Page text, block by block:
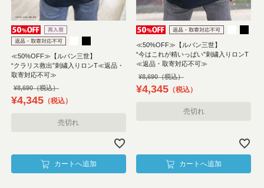
≪50%OFF≫【ルパン三世】
“クラリス救出”刺繍入りロンT≪返品・
取寄対応不可≫
¥8,690
¥4,345 税込
売切れ
カートへ追加
≪50%OFF≫【ルパン三世】
“今はこれが精いっぱい”刺繍入りロンT
≪返品・取寄対応不可≫
¥8,690
¥4,345 税込
売切れ
カートへ追加